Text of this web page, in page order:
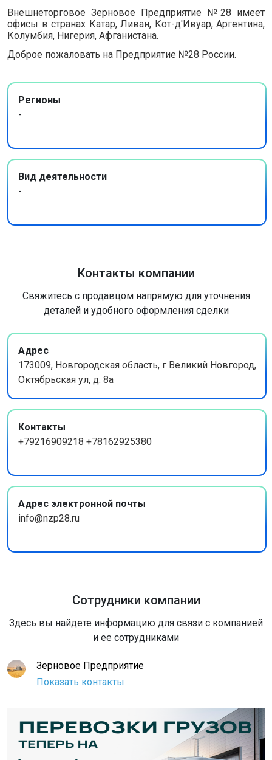
Внешнеторговое Зерновое Предприятие №28 имеет
офисы в странах Катар, Ливан, Кот-д'Ивуар, Аргентина,
Колумбия, Нигерия, Афганистана.
Доброе пожаловать на Предприятие №28 России.
Регионы
-
Вид деятельности
-
Контакты компании
Свяжитесь с продавцом напрямую для уточнения
деталей и удобного оформления сделки
Адрес
173009, Новгородская область, г Великий Новгород,
Октябрьская ул, д. 8а
Контакты
+79216909218 +78162925380
Адрес электронной почты
info@nzp28.ru
Сотрудники компании
Здесь вы найдете информацию для связи с компанией
и ее сотрудниками
Зерновое Предприятие
Показать контакты